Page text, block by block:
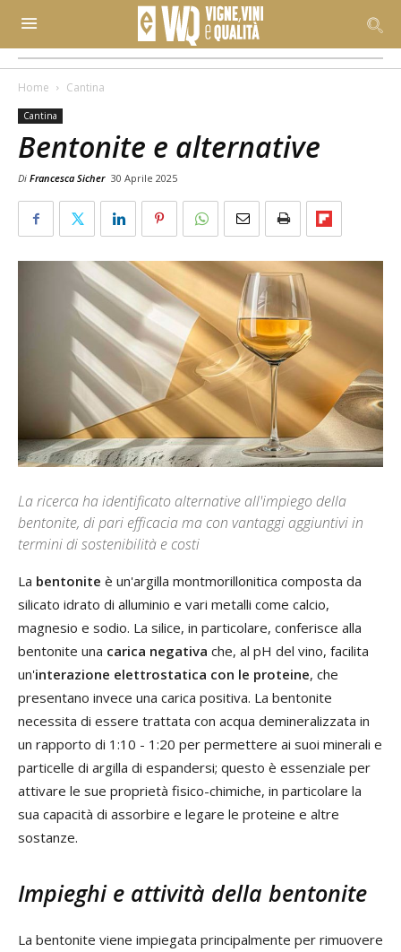
Home Cantina
Cantina
Bentonite e alternative
Di Francesca Sicher 30 Aprile 2025
La ricerca ha identificato alternative all'impiego della
bentonite, di pari efficacia ma con vantaggi aggiuntivi in
termini di sostenibilità e costi
La bentonite è un'argilla montmorillonitica composta da
silicato idrato di alluminio e vari metalli come calcio,
magnesio e sodio. La silice, in particolare, conferisce alla
bentonite una carica negativa che, al pH del vino, facilita
un'interazione elettrostatica con le proteine, che
presentano invece una carica positiva. La bentonite
necessita di essere trattata con acqua demineralizzata in
un rapporto di 1:10 - 1:20 per permettere ai suoi minerali e
particelle di argilla di espandersi; questo è essenziale per
attivare le sue proprietà fisico-chimiche, in particolare la
sua capacità di assorbire e legare le proteine e altre
sostanze.
Impieghi e attività della bentonite
La bentonite viene impiegata principalmente per rimuovere